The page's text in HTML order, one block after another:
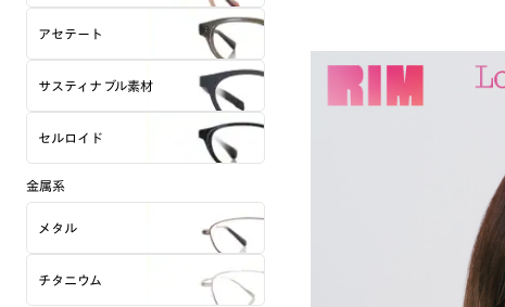
アセテート
サスティナブル素材
セルロイド
金属系
メタル
チタニウム